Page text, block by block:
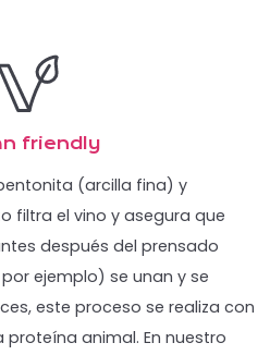
friendly
(arcilla fina) y
filtra el vino y asegura que
después del prensado
ejemplo) se unan y se
este proceso se realiza con
animal. En nuestro